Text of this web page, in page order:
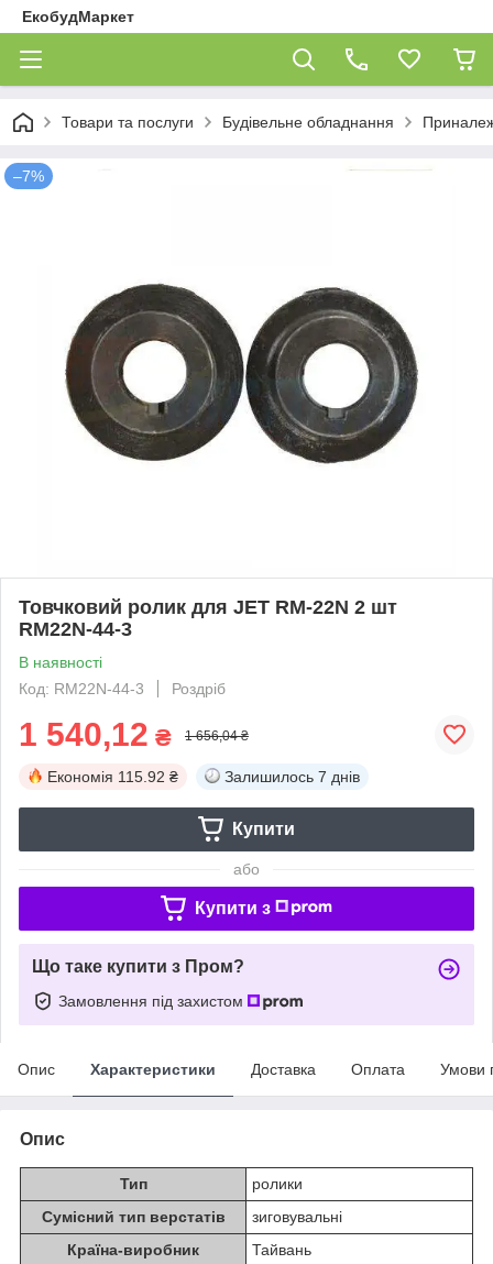
ЕкобудМаркет
Товари та послуги Будівельне обладнання
–7%
Товчковий ролик для JET RM-22N 2 шт
RM22N-44-3
В наявності
Код: RM22N-44-3
Роздріб
1 540,12 ₴ 1 656,04 ₴
Економія 115.92 ₴ Залишилось 7 днів
Купити
або
Купити з
Що таке купити з Пром?
Замовлення під захистом
Опис Характеристики Доставка Оплата Умови
Опис
Тип
ролики
Сумісний тип верстатів
зиговувальні
Країна-виробник
Тайвань